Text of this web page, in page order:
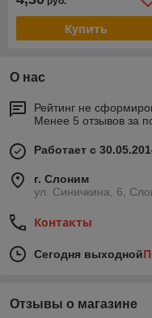
Купить
О нас
Рейтинг не
Менее 5 отзывов за
Работает с
г. Слоним
ул. Синичкина, 6,
Контакты
Сегодня выходной
Отзывы о магазине